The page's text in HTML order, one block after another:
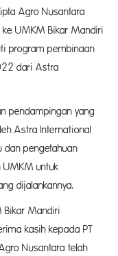
Agro Nusantara
UMKM Bikar Mandiri
program pembinaan
dari Astra
pendampingan yang
Astra International
dan pengetahuan
UMKM untuk
dijalankannya.
Bikar Mandiri
kasih kepada PT
Nusantara telah